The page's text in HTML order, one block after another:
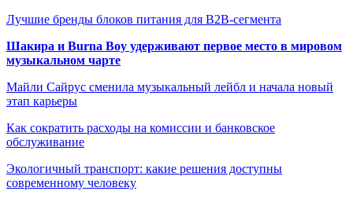
Лучшие бренды блоков питания для B2B-сегмента
Шакира и Burna Boy удерживают первое место в мировом
музыкальном чарте
Майли Сайрус сменила музыкальный лейбл и начала новый
этап карьеры
Как сократить расходы на комиссии и банковское
обслуживание
Экологичный транспорт: какие решения доступны
современному человеку